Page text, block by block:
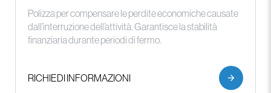
Polizza per compensare le perdite economiche causate
dall’interruzione dell’attività. Garantisce la stabilità
finanziaria durante periodi di fermo.
RICHIEDI INFORMAZIONI